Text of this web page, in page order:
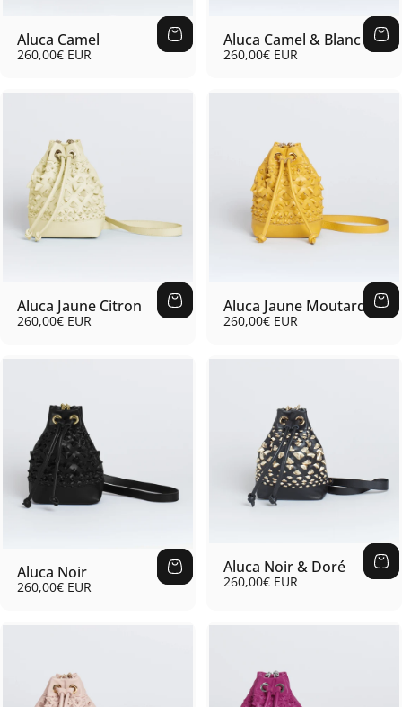
Aluca Camel
260,00€ EUR
Aluca Camel & Blanc
260,00€ EUR
Aluca Jaune Citron
260,00€ EUR
Aluca Jaune Moutarde
260,00€ EUR
Aluca Noir
260,00€ EUR
Aluca Noir & Doré
260,00€ EUR